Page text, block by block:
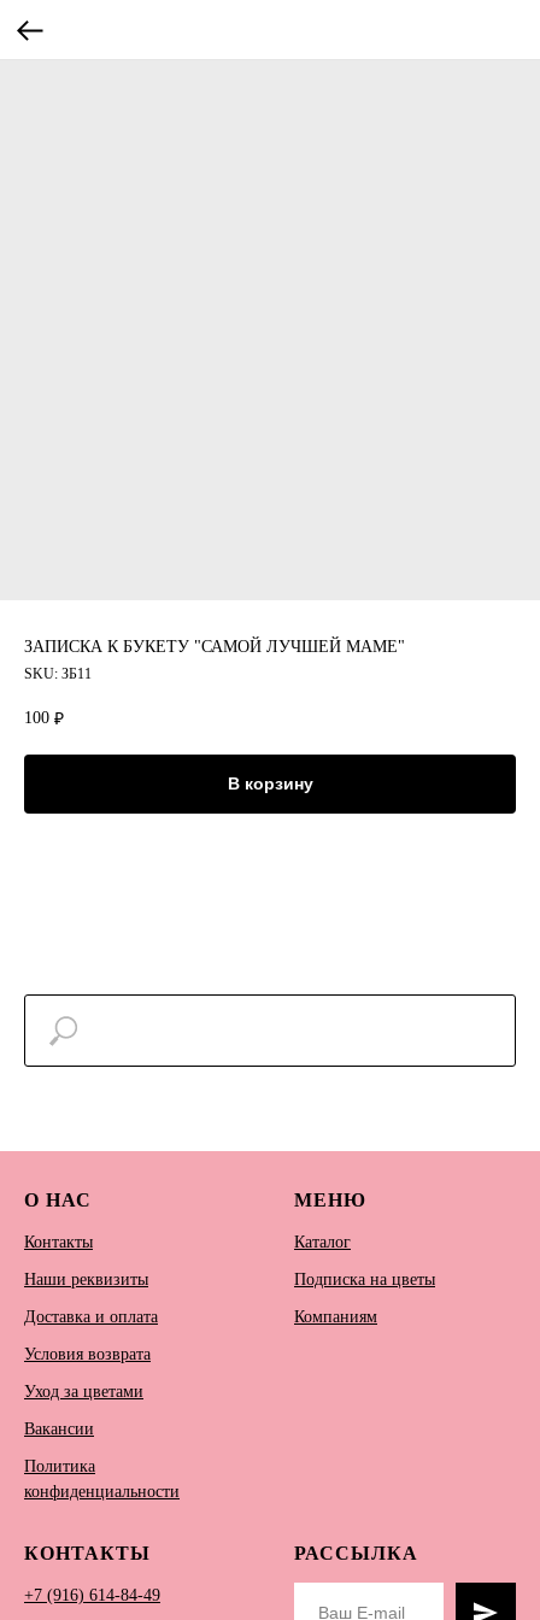
ЗАПИСКА К БУКЕТУ "САМОЙ ЛУЧШЕЙ МАМЕ"
SKU: ЗБ11
100 ₽
В корзину
О НАС
Контакты
Наши реквизиты
Доставка и оплата
Условия возврата
Уход за цветами
Вакансии
Политика
конфиденциальности
МЕНЮ
Каталог
Подписка на цветы
Компаниям
КОНТАКТЫ
+7 (916) 614-84-49
РАССЫЛКА